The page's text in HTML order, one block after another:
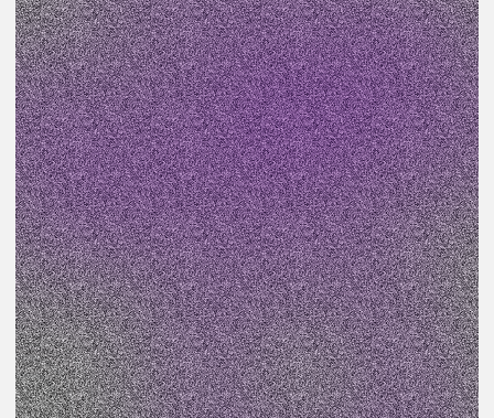
Veranstaltungsart
Workshop
Preis
kostenfrei
Teil des Projekts
Neustadt Satelliten
Beginn
18:30Uhr
Ort
Werkstatt